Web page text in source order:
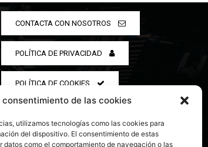
de las cookies
utilizamos tecnologías como las cookies para
del dispositivo. El consentimiento de estas
datos como el comportamiento de navegación o las
CONTACTA CON NOSOTROS
POLÍTICA DE PRIVACIDAD
POLÍTICA DE COOKIES